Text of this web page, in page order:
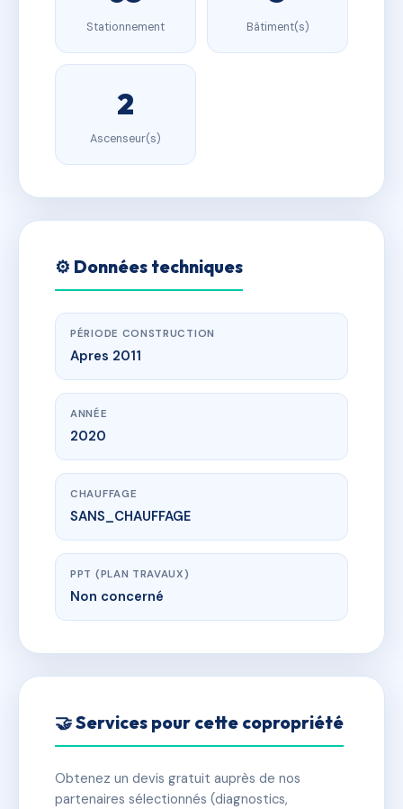
Stationnement Bâtiment(s)
2
Ascenseur(s)
⚙️ Données techniques
PÉRIODE CONSTRUCTION
Apres 2011
ANNÉE
2020
CHAUFFAGE
SANS_CHAUFFAGE
PPT (PLAN TRAVAUX)
Non concerné
🤝 Services pour cette copropriété
Obtenez un devis gratuit auprès de nos
partenaires sélectionnés (diagnostics,